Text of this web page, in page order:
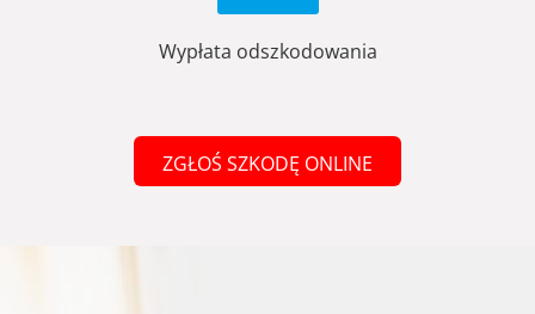
Wypłata odszkodowania
ZGŁOŚ SZKODĘ ONLINE